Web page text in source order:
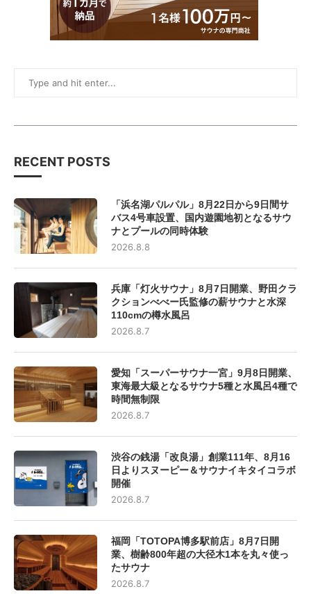
RECENT POSTS
「浜名湖パルパル」8月22日から9日間サ
バス4号車設置、国内遊園地初となるサウ
ナとプールの同時体験
2026.8.8
兵庫「灯火サウナ」8月7日開業、野田クラ
クションべべー氏監修の薪サウナと水深
110cmの樽水風呂
2026.8.7
愛知「スーパーサウナ一宮」9月8日開業、
東海最大級となるサウナ5種と水風呂4種で
時間無制限
2026.8.7
渋谷の銭湯「改良湯」創業111年、8月16
日よりスヌーピー＆サウナイキタイコラボ
開催
2026.8.7
福岡「TOTOPA博多駅前店」8月7日開
業、樹齢800年超の大径木1本を丸々使っ
たサウナ
2026.8.7